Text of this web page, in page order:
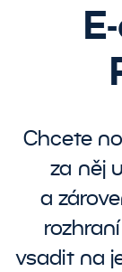
Chcete
za něj
a
vsadit na